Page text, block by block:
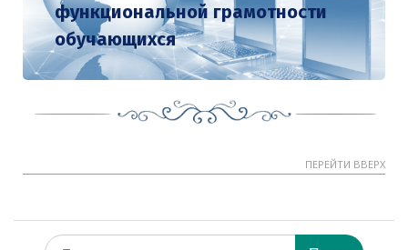
функциональной грамотности
обучающихся
ПЕРЕЙТИ ВВЕРХ